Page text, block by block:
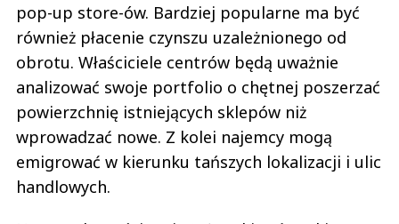
pop-up store-ów. Bardziej popularne ma być
również płacenie czynszu uzależnionego od
obrotu. Właściciele centrów będą uważnie
analizować swoje portfolio o chętnej poszerzać
powierzchnię istniejących sklepów niż
wprowadzać nowe. Z kolei najemcy mogą
emigrować w kierunku tańszych lokalizacji i ulic
handlowych.